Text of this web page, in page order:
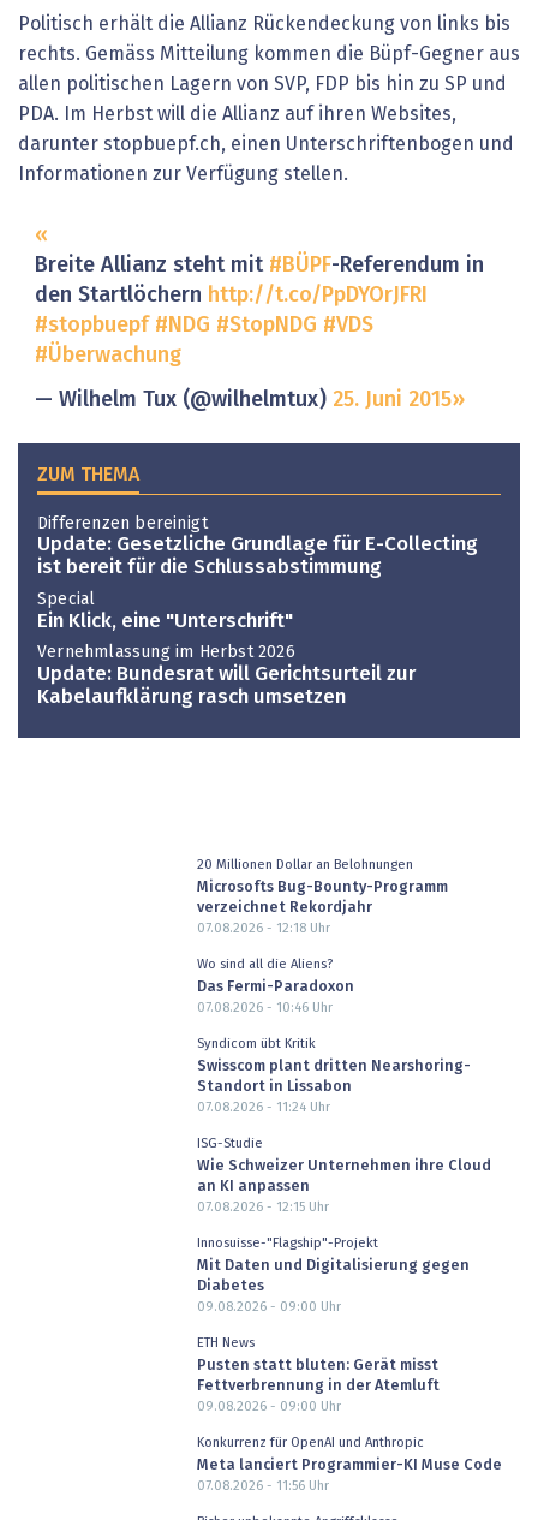
Politisch erhält die Allianz Rückendeckung von links bis
rechts. Gemäss Mitteilung kommen die Büpf-Gegner aus
allen politischen Lagern von SVP, FDP bis hin zu SP und
PDA. Im Herbst will die Allianz auf ihren Websites,
darunter stopbuepf.ch, einen Unterschriftenbogen und
Informationen zur Verfügung stellen.
Breite Allianz steht mit #BÜPF-Referendum in
den Startlöchern http://t.co/PpDYOrJFRI
#stopbuepf #NDG #StopNDG #VDS
#Überwachung
— Wilhelm Tux (@wilhelmtux) 25. Juni 2015
ZUM THEMA
Differenzen bereinigt
Update: Gesetzliche Grundlage für E-Collecting
ist bereit für die Schlussabstimmung
Special
Ein Klick, eine "Unterschrift"
Vernehmlassung im Herbst 2026
Update: Bundesrat will Gerichtsurteil zur
Kabelaufklärung rasch umsetzen
20 Millionen Dollar an Belohnungen
Microsofts Bug-Bounty-Programm
verzeichnet Rekordjahr
07.08.2026 - 12:18Uhr
Wo sind all die Aliens?
Das Fermi-Paradoxon
07.08.2026 - 10:46Uhr
Syndicom übt Kritik
Swisscom plant dritten Nearshoring-
Standort in Lissabon
07.08.2026 - 11:24Uhr
ISG-Studie
Wie Schweizer Unternehmen ihre Cloud
an KI anpassen
07.08.2026 - 12:15Uhr
Innosuisse-"Flagship"-Projekt
Mit Daten und Digitalisierung gegen
Diabetes
09.08.2026 - 09:00 Uhr
ETH News
Pusten statt bluten: Gerät misst
Fettverbrennung in der Atemluft
09.08.2026 - 09:00 Uhr
Konkurrenz für OpenAI und Anthropic
Meta lanciert Programmier-KI Muse Code
07.08.2026 - 11:56Uhr